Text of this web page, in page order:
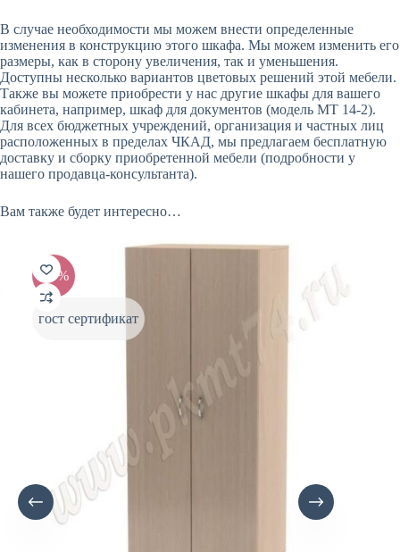
В случае необходимости мы можем внести определенные
изменения в конструкцию этого шкафа. Мы можем изменить его
размеры, как в сторону увеличения, так и уменьшения.
Доступны несколько вариантов цветовых решений этой мебели.
Также вы можете приобрести у нас другие шкафы для вашего
кабинета, например, шкаф для документов (модель МТ 14-2).
Для всех бюджетных учреждений, организация и частных лиц
расположенных в пределах ЧКАД, мы предлагаем бесплатную
доставку и сборку приобретенной мебели (подробности у
нашего продавца-консультанта).
Вам также будет интересно…
-20%
гост сертификат